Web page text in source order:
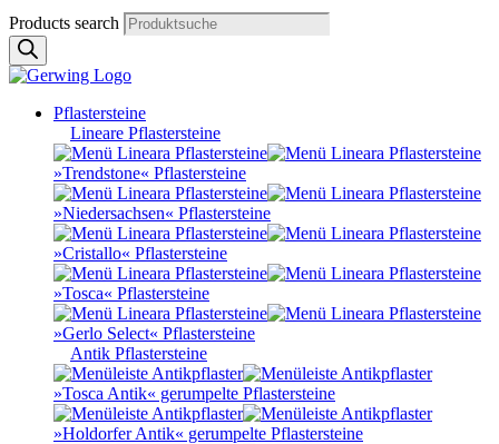
Products search
Pflastersteine
Lineare Pflastersteine
»Trendstone« Pflastersteine
»Niedersachsen« Pflastersteine
»Cristallo« Pflastersteine
»Tosca« Pflastersteine
»Gerlo Select« Pflastersteine
Antik Pflastersteine
»Tosca Antik« gerumpelte Pflastersteine
»Holdorfer Antik« gerumpelte Pflastersteine